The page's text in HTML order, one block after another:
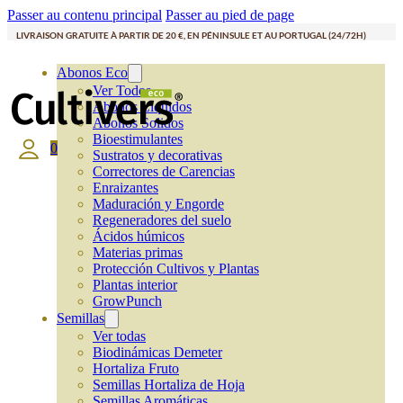
Passer au contenu principal Passer au pied de page
LIVRAISON GRATUITE À PARTIR DE 20 €, EN PÉNINSULE ET AU PORTUGAL (24/72H)
Abonos Eco
Ver Todos
Abonos Líquidos
Abonos Solidos
Bioestimulantes
Sustratos y decorativas
Correctores de Carencias
Enraizantes
Maduración y Engorde
Regeneradores del suelo
Ácidos húmicos
Materias primas
Protección Cultivos y Plantas
Plantas interior
GrowPunch
Semillas
Ver todas
Biodinámicas Demeter
Hortaliza Fruto
Semillas Hortaliza de Hoja
0